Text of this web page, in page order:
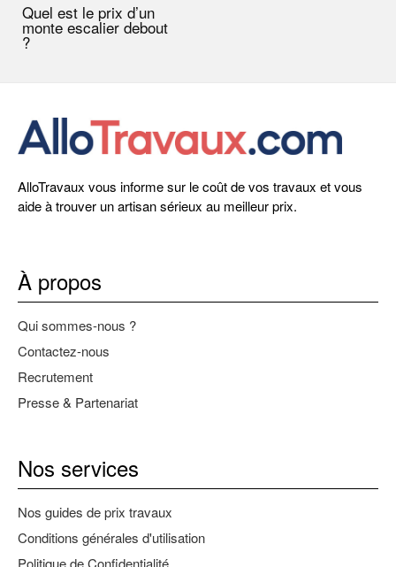
Quel est le prix d’un
monte escalier debout
?
AlloTravaux vous informe sur le coût de vos travaux et vous
aide à trouver un artisan sérieux au meilleur prix.
À propos
Qui sommes-nous ?
Contactez-nous
Recrutement
Presse & Partenariat
Nos services
Nos guides de prix travaux
Conditions générales d'utilisation
Politique de Confidentialité